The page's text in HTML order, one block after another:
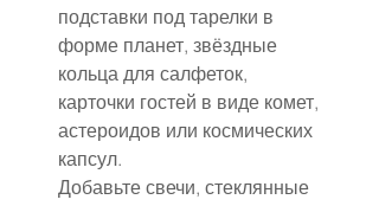
подставки под тарелки в
форме планет, звёздные
кольца для салфеток,
карточки гостей в виде комет,
астероидов или космических
капсул.
Добавьте свечи, стеклянные